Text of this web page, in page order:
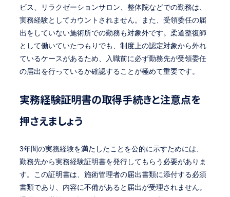
ビス、リラクゼーションサロン、整体院などでの勤務は、
実務経験としてカウントされません。また、受領委任の届
出をしていない施術所での勤務も対象外です。柔道整復師
として働いていたつもりでも、制度上の認定対象から外れ
ているケースがあるため、入職前に必ず勤務先が受領委任
の届出を行っているか確認することが極めて重要です。
実務経験証明書の取得手続きと注意点を
押さえましょう
3年間の実務経験を満たしたことを公的に示すためには、
勤務先から実務経験証明書を発行してもらう必要がありま
す。この証明書は、施術管理者の届出書類に添付する必須
書類であり、内容に不備があると届出が受理されません。